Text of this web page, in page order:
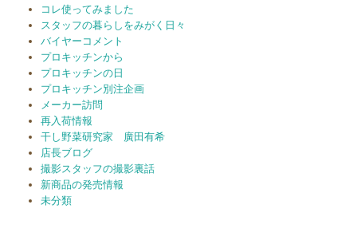
コレ使ってみました
スタッフの暮らしをみがく日々
バイヤーコメント
プロキッチンから
プロキッチンの日
プロキッチン別注企画
メーカー訪問
再入荷情報
干し野菜研究家 廣田有希
店長ブログ
撮影スタッフの撮影裏話
新商品の発売情報
未分類